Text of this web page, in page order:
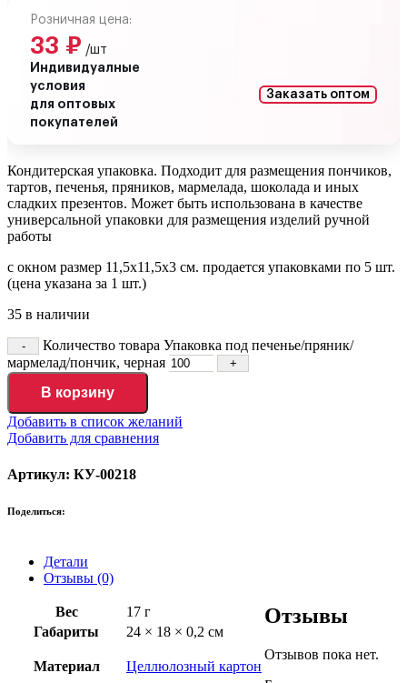
Розничная цена:
33 ₽ /шт
Индивидуалные
условия
для оптовых
покупателей
Заказать оптом
Кондитерская упаковка. Подходит для размещения пончиков,
тартов, печенья, пряников, мармелада, шоколада и иных
сладких презентов. Может быть использована в качестве
универсальной упаковки для размещения изделий ручной
работы
с окном размер 11,5х11,5х3 см. продается упаковками по 5 шт.
(цена указана за 1 шт.)
35 в наличии
Количество товара Упаковка под печенье/пряник/
мармелад/пончик, черная
В корзину
Добавить в список желаний
Добавить для сравнения
Артикул: КУ-00218
Поделиться:
Детали
Отзывы (0)
Вес
17 г
Габариты
24 × 18 × 0,2 см
Материал Целлюлозный картон
Отзывы
Отзывов пока нет.